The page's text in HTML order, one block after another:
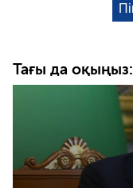
Тағы да оқыңыз: